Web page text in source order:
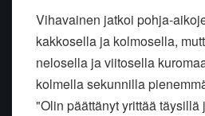
Vihavainen jatkoi pohja-
kakkosella ja kolmosella,
nelosella ja viitosella
kolmella sekunnilla
"Olin päättänyt yrittää täysillä